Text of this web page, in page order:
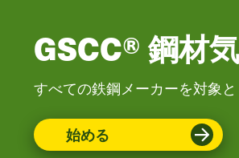
GSCC® 鋼材
すべての鉄鋼メーカーを対象
始める